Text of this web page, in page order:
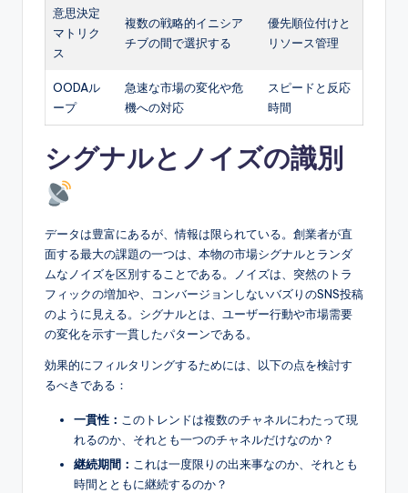
意思決定
マトリク
ス
複数の戦略的イニシア
チブの間で選択する
優先順位付けと
リソース管理
OODAル
ープ
急速な市場の変化や危
機への対応
スピードと反応
時間
シグナルとノイズの識別
データは豊富にあるが、情報は限られている。創業者が直
面する最大の課題の一つは、本物の市場シグナルとランダ
ムなノイズを区別することである。ノイズは、突然のトラ
フィックの増加や、コンバージョンしないバズりのSNS投稿
のように見える。シグナルとは、ユーザー行動や市場需要
の変化を示す一貫したパターンである。
効果的にフィルタリングするためには、以下の点を検討す
るべきである：
一貫性： このトレンドは複数のチャネルにわたって現
れるのか、それとも一つのチャネルだけなのか？
継続期間： これは一度限りの出来事なのか、それとも
時間とともに継続するのか？